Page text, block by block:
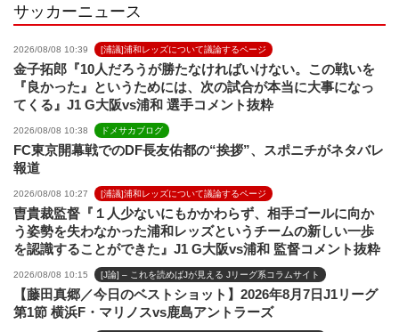
サッカーニュース
2026/08/08 10:39 [浦議]浦和レッズについて議論するページ
金子拓郎『10人だろうが勝たなければいけない。この戦いを
『良かった』というためには、次の試合が本当に大事になっ
てくる』J1 G大阪vs浦和 選手コメント抜粋
2026/08/08 10:38 ドメサカブログ
FC東京開幕戦でのDF長友佑都の“挨拶”、スポニチがネタバレ
報道
2026/08/08 10:27 [浦議]浦和レッズについて議論するページ
曺貴裁監督『１人少ないにもかかわらず、相手ゴールに向か
う姿勢を失わなかった浦和レッズというチームの新しい一歩
を認識することができた』J1 G大阪vs浦和 監督コメント抜粋
2026/08/08 10:15 [J論] – これを読めばJが見える Jリーグ系コラムサイト
【藤田真郷／今日のベストショット】2026年8月7日J1リーグ
第1節 横浜F・マリノスvs鹿島アントラーズ